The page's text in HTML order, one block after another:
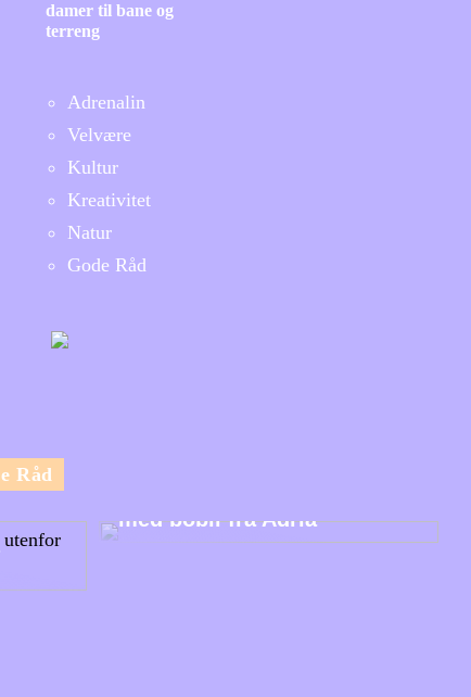
damer til bane og
terreng
Adrenalin
Velvære
Kultur
Kreativitet
Natur
Gode Råd
Råd
med bobil fra Adria